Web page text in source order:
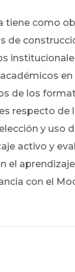
tiene como
de
de los
respecto de
y uso
activo y
el
con el